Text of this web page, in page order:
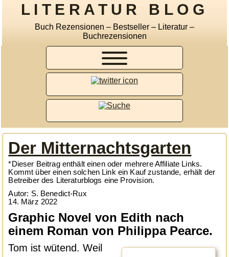
LITERATUR BLOG
Buch Rezensionen – Bestseller – Literatur –
Buchrezensionen
Der Mitternachtsgarten
*Dieser Beitrag enthält einen oder mehrere Affiliate Links.
Kommt über einen solchen Link ein Kauf zustande, erhält der
Betreiber des Literaturblogs eine Provision.
Autor: S. Benedict-Rux
14. März 2022
Graphic Novel von Edith nach
einem Roman von Philippa Pearce.
Tom ist wütend. Weil